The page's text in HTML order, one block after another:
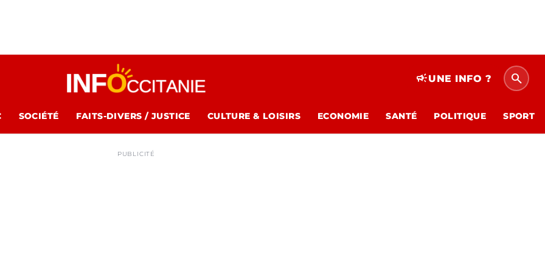
campaignUNE INFO ? search
SOCIÉTÉ FAITS-DIVERS / JUSTICE CULTURE & LOISIRS ECONOMIE SANTÉ POLITIQUE SPORT
PUBLICITÉ